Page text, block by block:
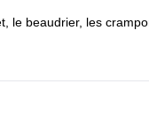
le beaudrier, les